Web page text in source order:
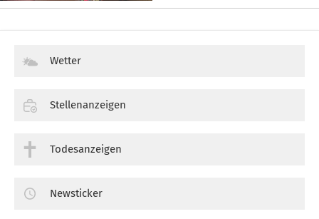
Wetter
Stellenanzeigen
Todesanzeigen
Newsticker